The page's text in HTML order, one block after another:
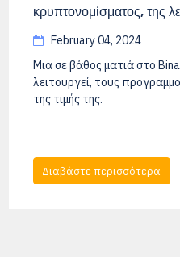
κρυπτονομίσματος, της
February 04, 2024
Μια σε βάθος ματιά στο
λειτουργεί, τους
της τιμής της.
Διαβάστε περισσότερα